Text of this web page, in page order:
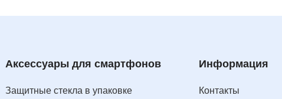
Аксессуары для смартфонов
Защитные стекла в упаковке
Информация
Контакты